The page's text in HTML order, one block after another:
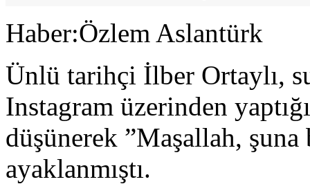
Haber:Özlem Aslantürk
Ünlü tarihçi İlber Ortaylı,
Instagram üzerinden
düşünerek ”Maşallah,
ayaklanmıştı.